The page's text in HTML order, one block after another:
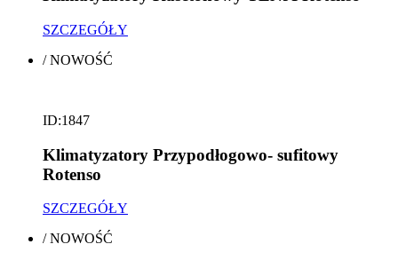
SZCZEGÓŁY
/NOWOŚĆ
ID:1847
Klimatyzatory Przypodłogowo- sufitowy
Rotenso
SZCZEGÓŁY
/NOWOŚĆ